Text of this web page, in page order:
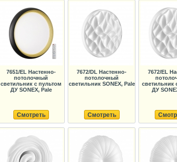
7651/EL Настенно-
потолочный
светильник с пультом
ДУ SONEX, Pale
Смотреть
7672/DL Настенно-
потолочный
светильник SONEX, Pale
Смотреть
7672/EL
светильник
ДУ